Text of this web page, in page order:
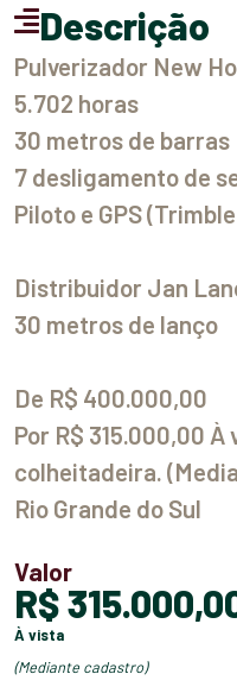
Descrição
Pulverizador New
5.702 horas
30 metros de barras
7 desligamento de
Piloto e GPS
Distribuidor Jan
30 metros de lanço
De R$ 400.000,00
Por R$ 315.000,00
colheitadeira.
Rio Grande do Sul
Valor
R$
à vista
(mediante cadastro)